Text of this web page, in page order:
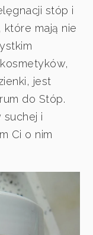
stóp i
mają nie
jest
do Stóp.
i
Ci o nim